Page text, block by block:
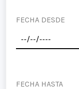
FECHA DESDE
FECHA HASTA